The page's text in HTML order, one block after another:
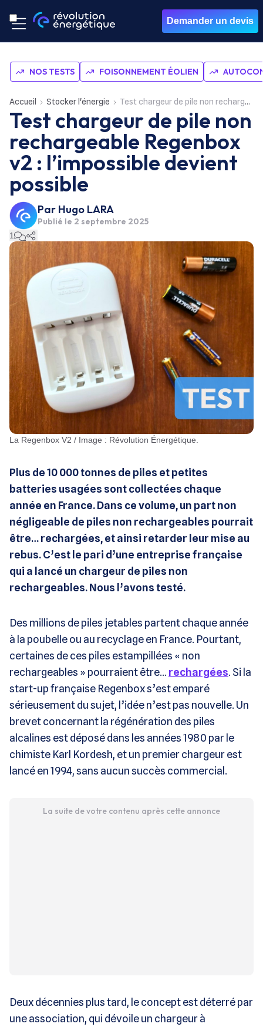
Demander un devis
NOS TESTS FOISONNEMENT ÉOLIEN
Accueil Stocker l'énergie Test chargeur de pile non rechargeable Regenbox v2 : l’impossible devient possible
Test chargeur de pile non
rechargeable Regenbox
v2 : l’impossible devient
possible
Par Hugo LARA
Publié le 2 septembre 2025
1
La Regenbox V2 / Image : Révolution Énergétique.
Plus de 10 000 tonnes de piles et petites
batteries usagées sont collectées chaque
année en France. Dans ce volume, un part non
négligeable de piles non rechargeables pourrait
être… rechargées, et ainsi retarder leur mise au
rebus. C’est le pari d’une entreprise française
qui a lancé un chargeur de piles non
rechargeables. Nous l’avons testé.
Des millions de piles jetables partent chaque année
à la poubelle ou au recyclage en France. Pourtant,
certaines de ces piles estampillées « non
rechargeables » pourraient être… rechargées. Si la
start-up française Regenbox s’est emparé
sérieusement du sujet, l’idée n’est pas nouvelle. Un
brevet concernant la régénération des piles
alcalines est déposé dans les années 1980 par le
chimiste Karl Kordesh, et un premier chargeur est
lancé en 1994, sans aucun succès commercial.
La suite de votre contenu après cette annonce
Deux décennies plus tard, le concept est déterré par
une association, qui dévoile un chargeur à